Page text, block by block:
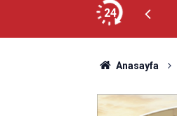
24
ölümüne neden oldu
Anasayfa